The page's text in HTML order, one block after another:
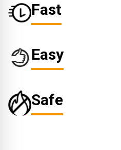
Fast
Easy
Safe